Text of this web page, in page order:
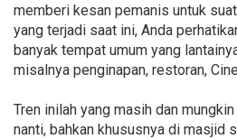
memberi kesan pemanis untuk
yang terjadi saat ini, Anda
banyak tempat umum yang
misalnya penginapan, restoran,
Tren inilah yang masih dan
nanti, bahkan khususnya di masjid